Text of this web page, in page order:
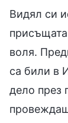
Видял си
воля.
са били в
дело през